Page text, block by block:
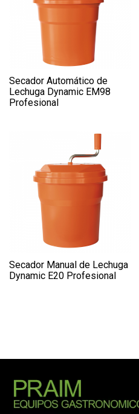
Secador Automático de
Lechuga Dynamic EM98
Profesional
Secador Manual de Lechuga
Dynamic E20 Profesional